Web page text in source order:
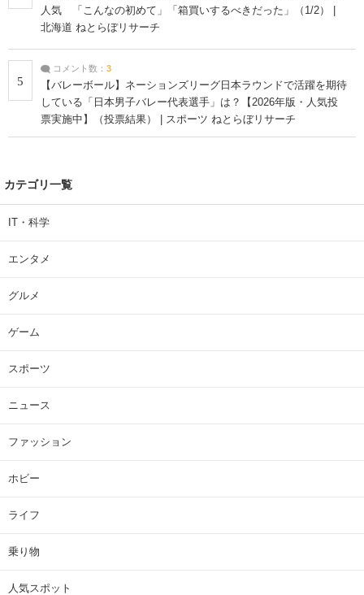
人気 「こんなの初めて」「箱買いするべきだった」（1/2） |
北海道 ねとらぼリサーチ
5
コメント数： 3
【バレーボール】ネーションズリーグ日本ラウンドで活躍を期待
している「日本男子バレー代表選手」は？【2026年版・人気投
票実施中】（投票結果） | スポーツ ねとらぼリサーチ
カテゴリ一覧
IT・科学
エンタメ
グルメ
ゲーム
スポーツ
ニュース
ファッション
ホビー
ライフ
乗り物
人気スポット